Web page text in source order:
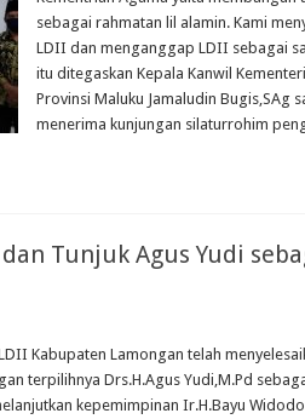
sebagai rahmatan lil alamin. Kami
LDII dan menganggap LDII sebagai
itu ditegaskan Kepala Kanwil
Provinsi Maluku Jamaludin Bugis,SAg
menerima kunjungan silaturrohim
Tunjuk Agus Yudi
Kabupaten Lamongan telah
terpilihnya Drs.H.Agus Yudi,M.Pd
kepemimpinan Ir.H.Bayu